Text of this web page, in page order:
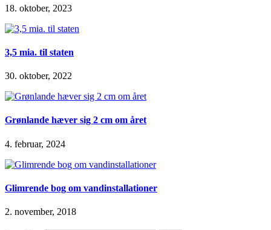
18. oktober, 2023
3,5 mia. til staten
30. oktober, 2022
Grønlande hæver sig 2 cm om året
4. februar, 2024
Glimrende bog om vandinstallationer
2. november, 2018